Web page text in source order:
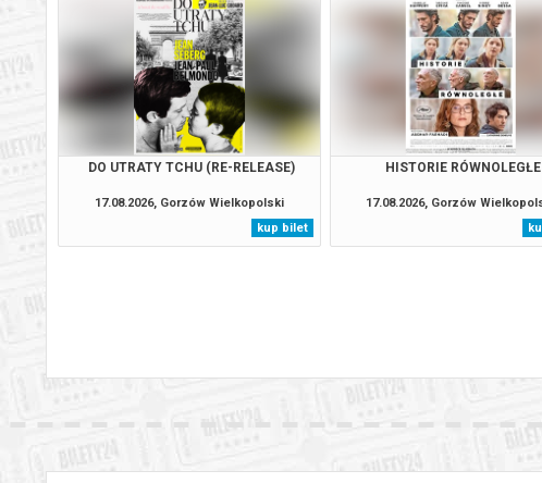
DO UTRATY TCHU (RE-RELEASE)
17.08.2026, Gorzów Wielkopolski
kup bilet
HISTORIE RÓWNOLEGŁE
17.08.2026, Gorzów